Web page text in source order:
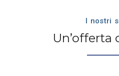
I nostri
Un’offerta